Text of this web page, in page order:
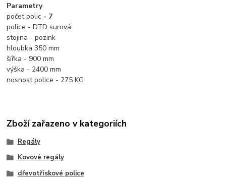
Parametry
počet polic - 7
police - DTD surová
stojina - pozink
hloubka 350 mm
šířka - 900 mm
výška - 2400 mm
nosnost police - 275 KG
Zboží zařazeno v kategoriích
Regály
Kovové regály
dřevotřískové police